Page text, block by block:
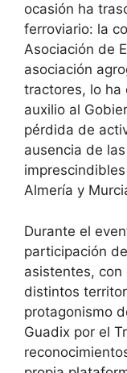
ocasión ha
ferroviario: la
Asociación de
asociación
tractores, lo ha
auxilio al
pérdida de
ausencia de
Almería y
Durante el
participación
asistentes,
distintos
protagonismo
Guadix por el